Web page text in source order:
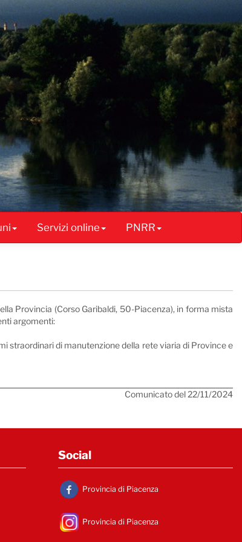
Servizi online PNRR
Provincia (Corso Garibaldi, 50-Piacenza), in forma mista
argomenti:
straordinari di manutenzione della rete viaria di Province e
Comunicato del 22/11/2024
Social
Provincia di Piacenza
Provincia di Piacenza